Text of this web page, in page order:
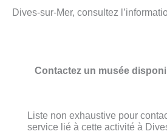
Dives-sur-Mer, consultez
Contactez un musée
Liste non exhaustive pour
service lié à cette activité à